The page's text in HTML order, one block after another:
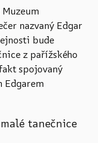
nazvaný Edgar
bude
z pařížského
spojovaný
Edgarem
tanečnice